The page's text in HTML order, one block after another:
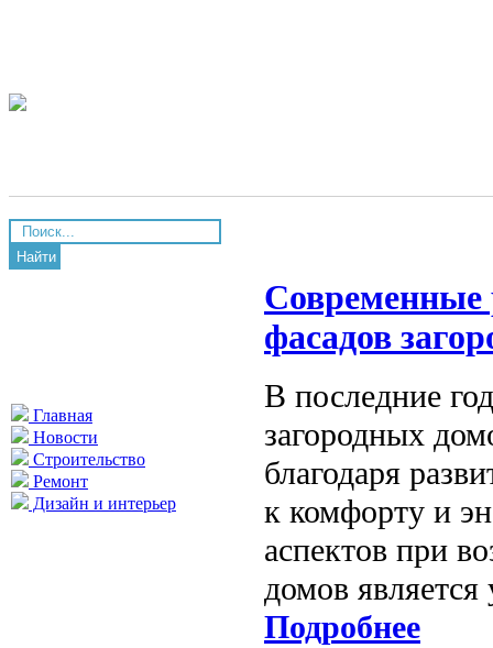
Найти
Главная
Новости
Строительство
Ремонт
Дизайн и интерьер
Современные
фасадов
В последние
загородных
благодаря
к комфорту и
аспектов при
домов является
Подробнее